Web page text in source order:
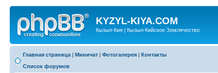
KYZYL-KIYA.COM
Кызыл-Кия | Кызыл-Кийское Землячество
Главная страница | Миничат | Фотогалерея | Контакты
Список форумов